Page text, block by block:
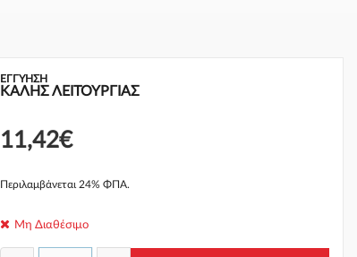
ΕΓΓΎΗΣΗ
ΚΑΛΗΣ ΛΕΙΤΟΥΡΓΙΑΣ
11,42€
Περιλαμβάνεται 24% ΦΠΑ.
Μη Διαθέσιμο